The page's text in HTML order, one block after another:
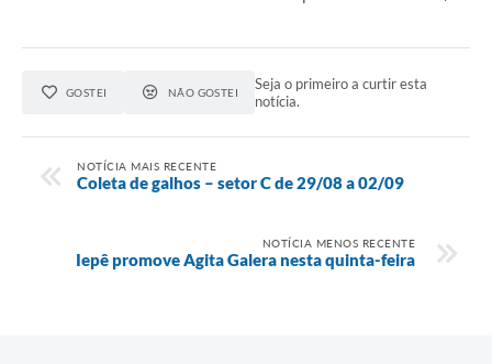
GOSTEI NÃO GOSTEI
Seja o primeiro a curtir esta
notícia.
NOTÍCIA MAIS RECENTE
Coleta de galhos – setor C de 29/08 a 02/09
NOTÍCIA MENOS RECENTE
Iepê promove Agita Galera nesta quinta-feira